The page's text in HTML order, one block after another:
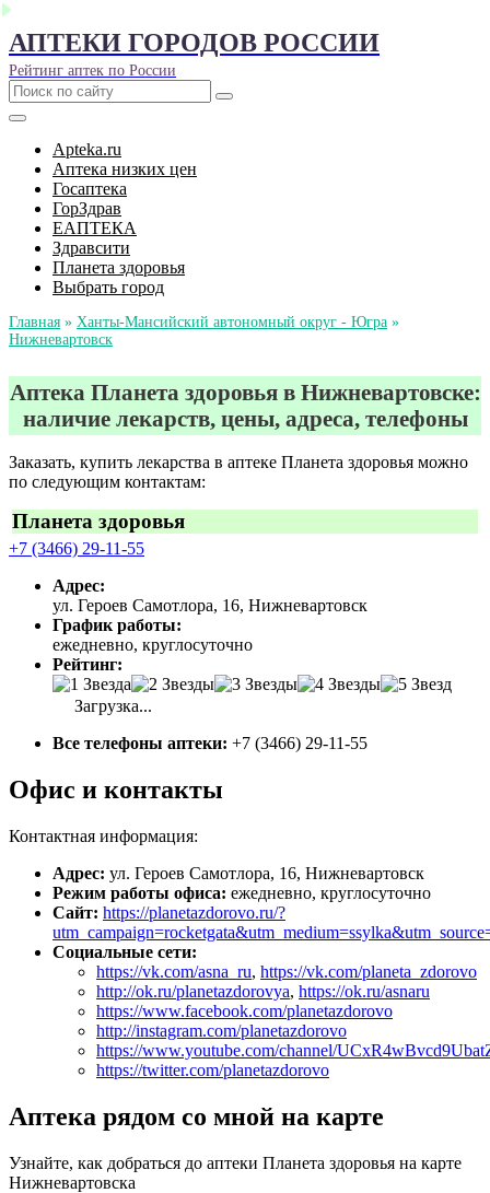
АПТЕКИ ГОРОДОВ РОССИИ
Рейтинг аптек по России
Apteka.ru
Аптека низких цен
Госаптека
ГорЗдрав
ЕАПТЕКА
Здравсити
Планета здоровья
Выбрать город
Главная » Ханты-Мансийский автономный округ - Югра »
Нижневартовск
Аптека Планета здоровья в Нижневартовске:
наличие лекарств, цены, адреса, телефоны
Заказать, купить лекарства в аптеке Планета здоровья можно
по следующим контактам:
Планета здоровья
+7 (3466) 29-11-55
Адрес:
ул. Героев Самотлора, 16, Нижневартовск
График работы:
ежедневно, круглосуточно
Рейтинг:
Загрузка...
Все телефоны аптеки: +7 (3466) 29-11-55
Офис и контакты
Контактная информация:
Адрес: ул. Героев Самотлора, 16, Нижневартовск
Режим работы офиса: ежедневно, круглосуточно
Сайт: https://planetazdorovo.ru/?
Социальные сети:
https://vk.com/asna_ru, https://vk.com/planeta_zdorovo
http://ok.ru/planetazdorovya, https://ok.ru/asnaru
https://www.facebook.com/planetazdorovo
http://instagram.com/planetazdorovo
https://www.youtube.com/channel/
https://twitter.com/planetazdorovo
Аптека рядом со мной на карте
Узнайте, как добраться до аптеки Планета здоровья на карте
Нижневартовска